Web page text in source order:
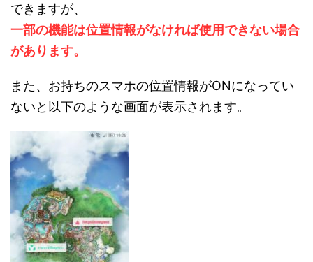
できますが、
一部の機能は位置情報がなければ使用できない場合
があります。
また、お持ちのスマホの位置情報がONになってい
ないと以下のような画面が表示されます。